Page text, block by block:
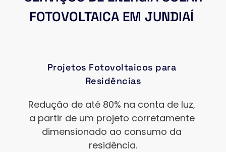
FOTOVOLTAICA EM JUNDIAÍ
Projetos Fotovoltaicos para
Residências
Redução de até 80% na conta de luz,
a partir de um projeto corretamente
dimensionado ao consumo da
residência.